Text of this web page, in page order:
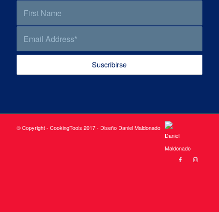
© Copyright - CookingTools 2017 - Diseño Daniel Maldonado